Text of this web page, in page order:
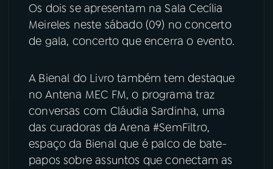
Os dois se apresentam na Sala Cecília
Meireles neste sábado (09) no concerto
de gala, concerto que encerra o evento.
A Bienal do Livro também tem destaque
no Antena MEC FM, o programa traz
conversas com Cláudia Sardinha, uma
das curadoras da Arena #SemFiltro,
espaço da Bienal que é palco de bate-
papos sobre assuntos que conectam as